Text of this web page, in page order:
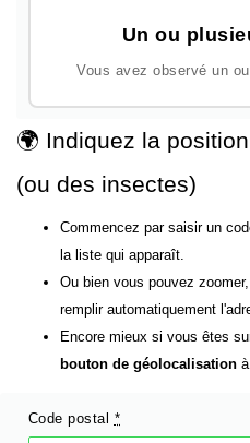
Un ou
Vous avez observé un
🌍 Indiquez la
(ou des insectes)
Commencez par saisir un
la liste qui apparaît.
Ou bien vous pouvez
remplir automatiquement
Encore mieux si vous êtes
bouton de géolocalisation
Code postal *